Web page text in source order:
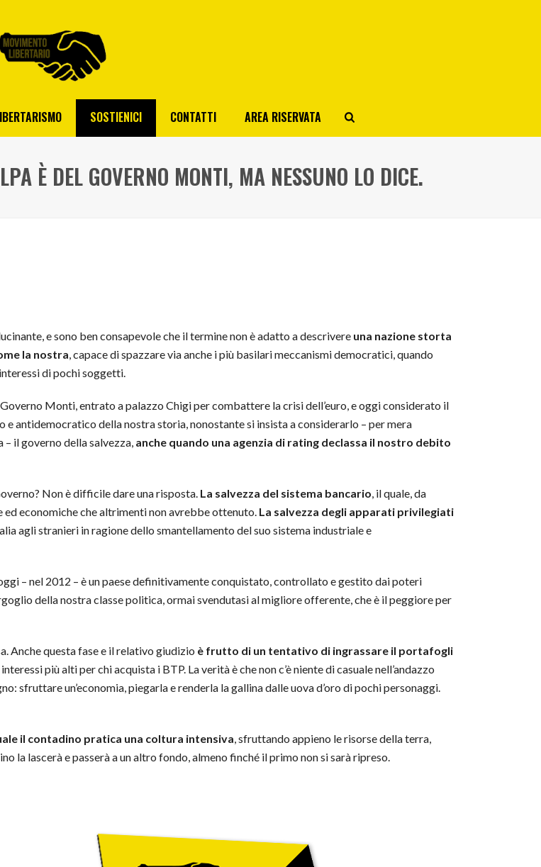
SOSTIENICI CONTATTI AREA RISERVATA
È DEL GOVERNO MONTI, MA NESSUNO LO DICE.
e sono ben consapevole che il termine non è adatto a descrivere una nazione storta
la nostra, capace di spazzare via anche i più basilari meccanismi democratici, quando
di pochi soggetti.
Monti, entrato a palazzo Chigi per combattere la crisi dell’euro, e oggi considerato il
e antidemocratico della nostra storia, nonostante si insista a considerarlo – per mera
il governo della salvezza, anche quando una agenzia di rating declassa il nostro debito
Non è difficile dare una risposta. La salvezza del sistema bancario, il quale, da
economiche che altrimenti non avrebbe ottenuto. La salvezza degli apparati privilegiati
agli stranieri in ragione dello smantellamento del suo sistema industriale e
– nel 2012 – è un paese definitivamente conquistato, controllato e gestito dai poteri
della nostra classe politica, ormai svendutasi al migliore offerente, che è il peggiore per
Anche questa fase e il relativo giudizio è frutto di un tentativo di ingrassare il portafogli
più alti per chi acquista i BTP. La verità è che non c’è niente di casuale nell’andazzo
sfruttare un’economia, piegarla e renderla la gallina dalle uova d’oro di pochi personaggi.
il contadino pratica una coltura intensiva, sfruttando appieno le risorse della terra,
la lascerà e passerà a un altro fondo, almeno finché il primo non si sarà ripreso.